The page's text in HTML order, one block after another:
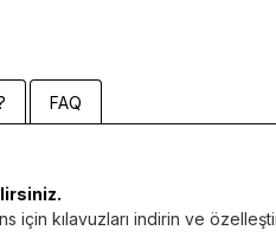
FAQ
için kılavuzları indirin ve